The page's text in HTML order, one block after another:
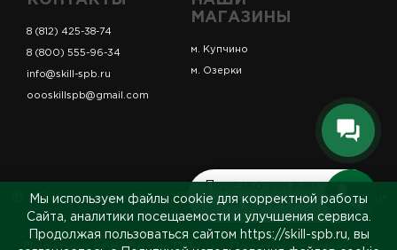
Перезвоним вам
за 5 минут
8 (812) 425-38-74
8 (800) 555-96-34
info@skill-spb.ru
oooskillspb@gmail.com
МАГАЗИНЫ
м. Купчино
м. Озерки
© ИП Коновалов Д.А., ОГРНИП 325784700361023. Все
права защищены.
Мы используем файлы cookie для корректной работы
Сайта, аналитики посещаемости и улучшения сервиса.
Продолжая пользоваться сайтом https://skill-spb.ru, вы